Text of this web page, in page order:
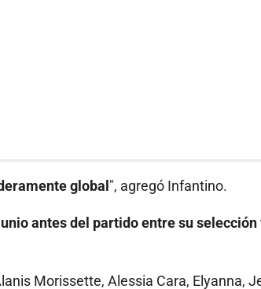
global ", agregó Infantino.
antes del partido entre su selección
Morissette, Alessia Cara, Elyanna,